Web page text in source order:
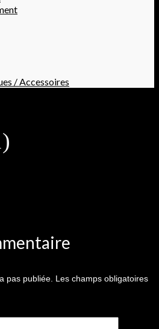
/ Accessoires
pas publiée. Les champs obligatoires